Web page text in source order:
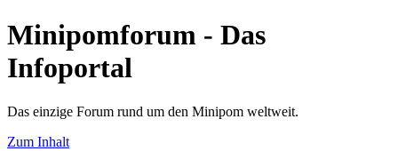
Minipomforum - Das
Infoportal
Das einzige Forum rund um den Minipom weltweit.
Zum Inhalt